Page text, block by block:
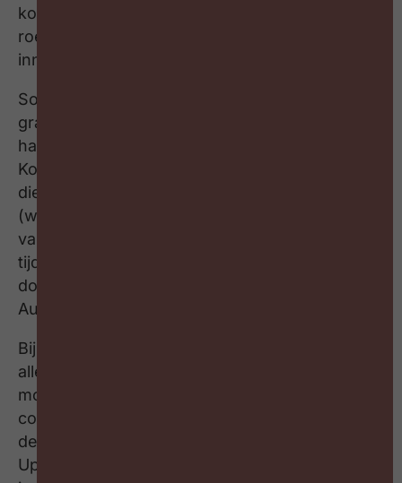
koppel, staan er al meer dan 20 jaar aan het
roer en blijven verbazen door hun
innovatiekracht.
Sofie is duidelijk een learnatic die zich zelf ook
graag laat inspireren. In de eerste plaats door
haar collega’s en door co-founders Nele en
Koenraad. Ook (wijlen) Jef Clement heeft een
diepe indruk op haar nagelaten, Dirk Buyens en
(wijlen) Peter De Prins hebben haar het belang
van een strategisch HR beleid bijgebracht. En
tijdens haar loopbaan liet ze zich omringen
door enkele sherpa’s zoals Luk Dewulf, Gabriël
Augustijn en Elke van Hoof.
Bij Upgrade Estate hebben ze een collectieve
allergie tegen het idee dat er oorlog gevoerd
moet worden om talent aan te trekken. “We
connecteren liever met talent” zegt Sofie, op
de externe arbeidsmarkt maar ook binnen
Upkot en binnen hun ecosysteem van